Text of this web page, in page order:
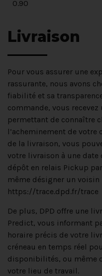
0.90
Livraison
Pour vous assurer une
rassurante, nous avons
fiabilité et sa
commande, vous
permettant de connaître
l’acheminement de votre
de la livraison, vous
votre livraison à une
dépôt en relais Pickup
même désigner un
https://trace.dpd.fr/trace
De plus, DPD offre une
Predict, vous informant
horaire précis de votre
créneau en temps réel
disponibilités, ou même
votre lieu de travail.